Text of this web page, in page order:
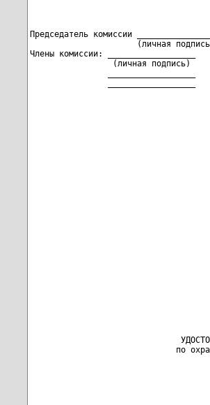
Председатель комиссии
(личная
Члены комиссии:
(личная подпись)